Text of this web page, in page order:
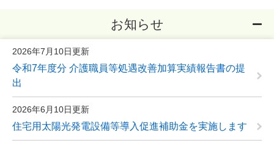
お知らせ
2026年7月10日更新
令和7年度分 介護職員等処遇改善加算実績報告書の提
出
2026年6月10日更新
住宅用太陽光発電設備等導入促進補助金を実施します